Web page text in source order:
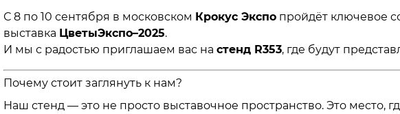
С 8 по 10 сентября в московском Крокус Экспо пройдёт ключевое
выставка ЦветыЭкспо–2025.
И мы с радостью приглашаем вас на стенд R353, где будут
Почему стоит заглянуть к нам?
Наш стенд — это не просто выставочное пространство. Это место,